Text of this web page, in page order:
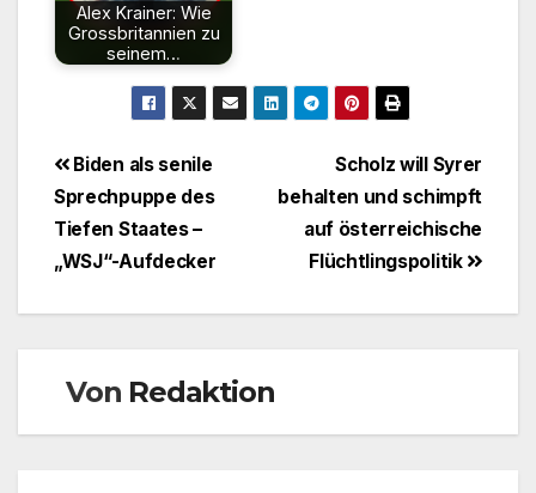
Alex Krainer: Wie
Grossbritannien zu
seinem…
BeitragsnavigationScholz will Syrer
behalten und schimpft
auf österreichische
Flüchtlingspolitik
Biden als senile
Sprechpuppe des
Tiefen Staates –
„WSJ“-Aufdecker
Von Redaktion